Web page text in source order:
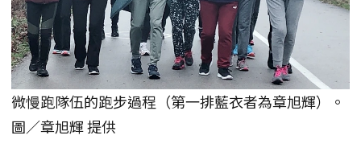
微慢跑隊伍的跑步過程（第一排藍衣者為章旭輝）。
圖／章旭輝 提供